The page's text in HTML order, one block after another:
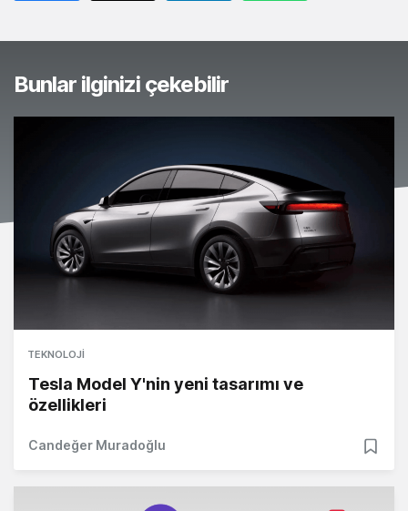
Bunlar ilginizi çekebilir
TEKNOLOJI
Tesla Model Y'nin yeni tasarımı ve
özellikleri
Candeğer Muradoğlu